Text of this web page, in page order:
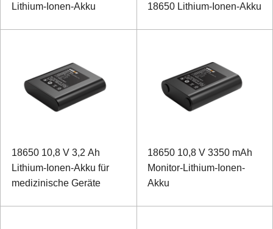
Lithium-Ionen-Akku
18650 Lithium-Ionen-Akku
18650 10,8 V 3,2 Ah
Lithium-Ionen-Akku für
medizinische Geräte
18650 10,8 V 3350 mAh
Monitor-Lithium-Ionen-
Akku